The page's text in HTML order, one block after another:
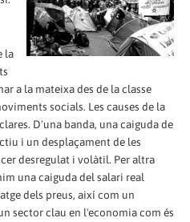
la
a la mateixa des de la classe
socials. Les causes de la
D'una banda, una caiguda de
i un desplaçament de les
desregulat i volàtil. Per altra
una caiguda del salari real
dels preus, així com un
sector clau en l'economia com és